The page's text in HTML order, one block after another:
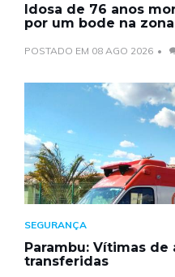
Idosa de 76 anos
por um bode na
POSTADO EM 08 AGO 2026
SEGURANÇA
Parambu: Vítimas de
transferidas